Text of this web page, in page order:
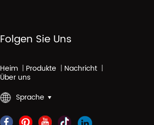
Folgen Sie Uns
Heim | Produkte | Nachricht |
Über uns
Sprache